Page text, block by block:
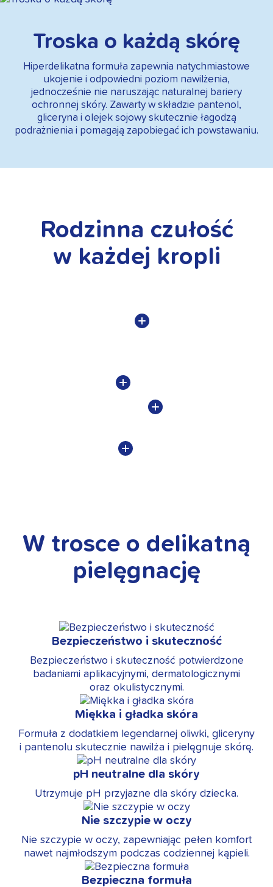
Troska o każdą skórę
Hiperdelikatna formuła zapewnia natychmiastowe
ukojenie i odpowiedni poziom nawilżenia,
jednocześnie nie naruszając naturalnej bariery
ochronnej skóry. Zawarty w składzie pantenol,
gliceryna i olejek sojowy skutecznie łagodzą
podrażnienia i pomagają zapobiegać ich powstawaniu.
Rodzinna czułość
w każdej kropli
W trosce o delikatną
pielęgnację
Bezpieczeństwo i skuteczność
Bezpieczeństwo i skuteczność potwierdzone
badaniami aplikacyjnymi, dermatologicznymi
oraz okulistycznymi.
Miękka i gładka skóra
Formuła z dodatkiem legendarnej oliwki, gliceryny
i pantenolu skutecznie nawilża i pielęgnuje skórę.
pH neutralne dla skóry
Utrzymuje pH przyjazne dla skóry dziecka.
Nie szczypie w oczy
Nie szczypie w oczy, zapewniając pełen komfort
nawet najmłodszym podczas codziennej kąpieli.
Bezpieczna formuła